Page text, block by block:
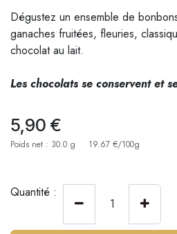
Dégustez un ensemble de
ganaches fruitées, fleuries,
chocolat au lait.
Les chocolats se conservent et
5,90 €
Poids net : 30.0 g 19.67 €/100g
Quantité :